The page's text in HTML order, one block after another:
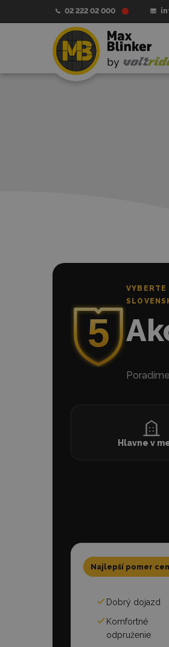
02 222 02 000
Hlavne v
Najlepší pomer
Dobrý dojazd
Komfortné
odpruženie